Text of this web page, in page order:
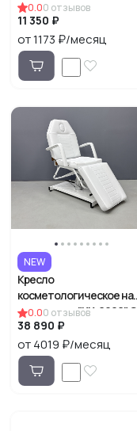
0.00 отзывов
11 350 ₽
от 1173 ₽/месяц
NEW
Кресло
косметологическое на
гидравлике "КК-6906" С
РУ
0.00 отзывов
38 890 ₽
от 4019 ₽/месяц